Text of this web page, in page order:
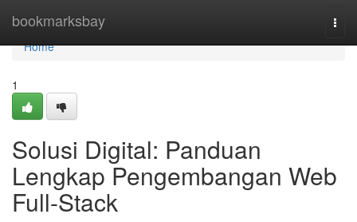
bookmarksbay
Home
Home
1
Solusi Digital: Panduan
Lengkap Pengembangan Web
Full-Stack